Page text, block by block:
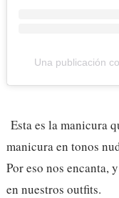
Una publicación
Esta es la manicura
manicura en tonos
Por eso nos encanta,
en nuestros outfits.